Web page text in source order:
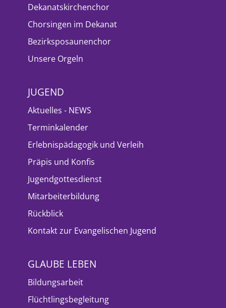
Dekanatskirchenchor
Chorsingen im Dekanat
Bezirksposaunenchor
Unsere Orgeln
JUGEND
Aktuelles - NEWS
Terminkalender
Erlebnispädagogik und Verleih
Präpis und Konfis
Jugendgottesdienst
Mitarbeiterbildung
Rückblick
Kontakt zur Evangelischen Jugend
GLAUBE LEBEN
Bildungsarbeit
Flüchtlingsbegleitung